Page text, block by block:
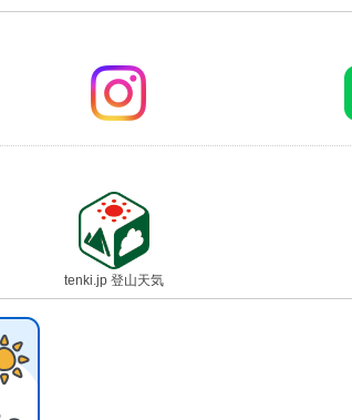
tenki.jp 登山天気